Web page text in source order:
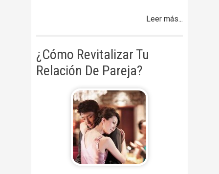
Leer más...
¿Cómo Revitalizar Tu
Relación De Pareja?